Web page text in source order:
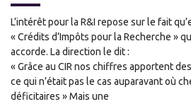
L’intérêt pour la R&I repose sur le fait
« Crédits d’Impôts pour la Recherche »
accorde. La direction le dit :
« Grâce au CIR nos chiffres apportent
ce qui n’était pas le cas auparavant où
déficitaires » Mais une